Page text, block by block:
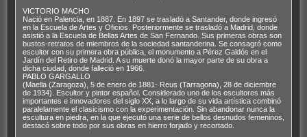
VICTORIO MACHO
Nació en Palencia, en 1887. En 1897 se trasladó a Santander, donde ingresó
en la Escuela de Artes y Oficios. Posteriormente se trasladó a Madrid, donde
asistió a la Escuela de Bellas Artes de San Fernando. Sus primeras obras son
bustos-retratos de miembros de la sociedad santanderina. Se consagró como
escultor con su primera obra pública, el monumento a Pérez Galdós en el
Jardín del Retiro de Madrid. A su muerte donó la mayor parte de su obra a
dicha ciudad, donde falleció en 1966.
PABLO GARGALLO
(Maella (Zaragoza), 5 de enero de 1881- Reus (Tarragona), 28 de diciembre
de 1934). Escultor y pintor español. Considerado uno de los escultores más
importantes e innovadores del siglo XX, a lo largo de su vida artística combinó
paralelamente el clasicismo con la experimentación. Sin abandonar nunca la
escultura en piedra, en la que ejecutó una serie de bellos desnudos femeninos,
destacó sobre todo por sus obras en hierro forjado y recortado.